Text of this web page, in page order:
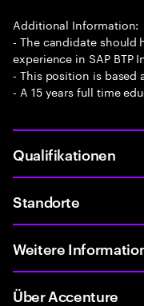
Additional Information:
- The candidate should
experience in SAP BTP
- This position is based
- A 15 years full time
Qualifikationen
Standorte
Weitere
Über Accenture